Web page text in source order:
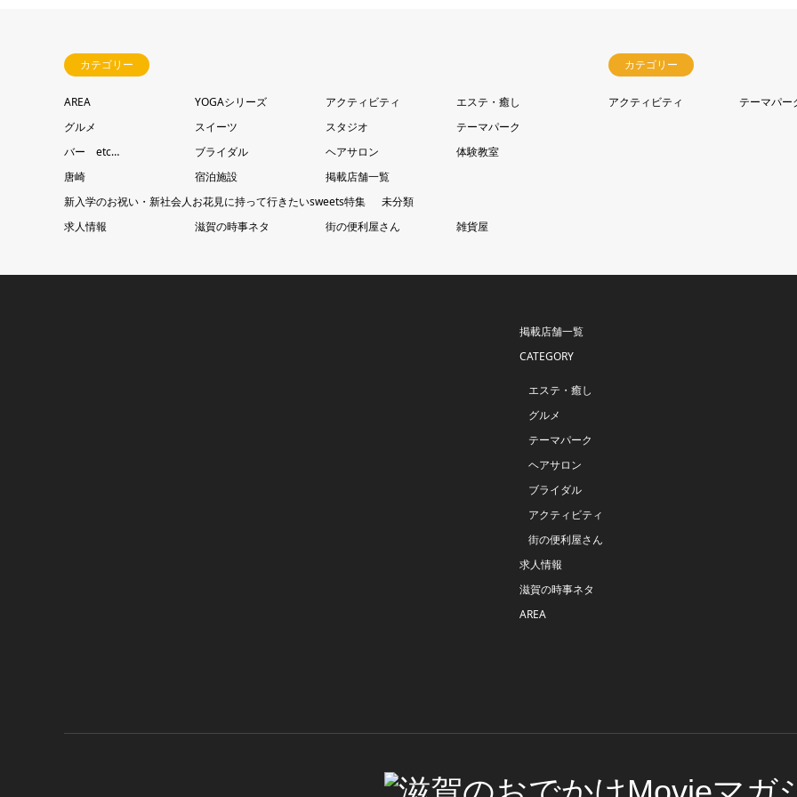
カテゴリー
AREA YOGAシリーズ アクティビティ
エステ・癒し
グルメ
スイーツ スタジオ
テーマパーク
バー etc…
ブライダル ヘアサロン
体験教室
唐崎
宿泊施設
掲載店舗一覧
新入学のお祝い・新社会人お花見に持って行きたいsweets特集
未分類
求人情報
滋賀の時事ネタ 街の便利屋さん 雑貨屋
カテゴリー
アクティビティ テーマパー
掲載店舗一覧
CATEGORY
エステ・癒し
グルメ
テーマパーク
ヘアサロン
ブライダル
アクティビティ
街の便利屋さん
求人情報
滋賀の時事ネタ
AREA